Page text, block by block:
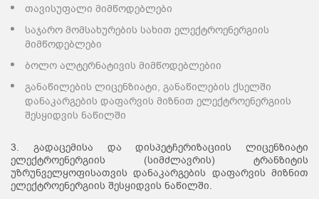
თავისუფალი მიმწოდებლები
საჯარო მომსახურების სახით ელექტროენერგიის
მიმწოდებლები
ბოლო ალტერნატივის მიმწოდებლებიი
განაწილების ლიცენზიატი, განაწილების ქსელში
დანაკარგების დაფარვის მიზნით ელექტროენერგიის
შესყიდვის ნაწილში
3. გადაცემისა და დისპეტჩერიზაციის ლიცენზიატი
ელექტროენერგიის (სიმძლავრის) ტრანზიტის
უზრუნველყოფისათვის დანაკარგების დაფარვის მიზნით
ელექტროენერგიის შესყიდვის ნაწილში.